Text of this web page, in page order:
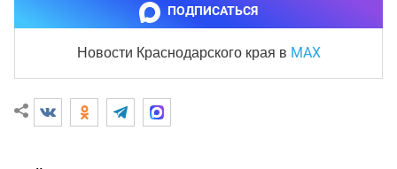
ПОДПИСАТЬСЯ
Новости Краснодарского края в MAX